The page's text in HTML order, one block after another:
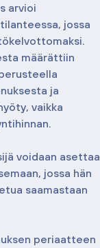
arvioi
jossa
määrättiin
ja
vaikka
voidaan asettaa
jossa hän
saamastaan
periaatteen